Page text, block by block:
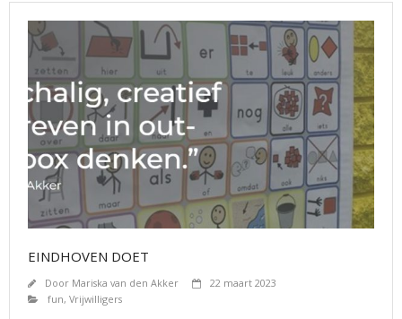
EINDHOVEN DOET
Door Mariska van den Akker
22 maart 2023
fun, Vrijwilligers